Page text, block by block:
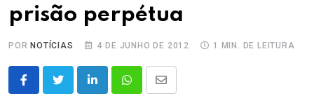
prisão perpétua
POR NOTÍCIAS 4 DE JUNHO DE 2012 1 MIN. DE LEITURA
LinkedInWhatsappShare